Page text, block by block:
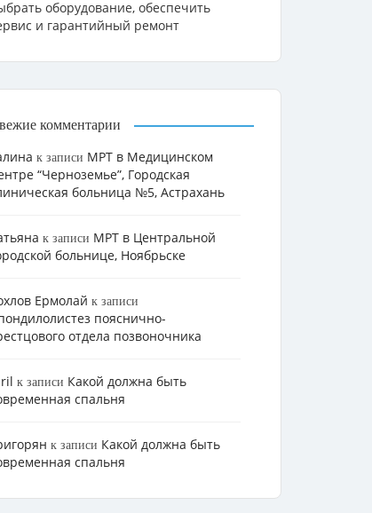
оборудование, обеспечить
и гарантийный ремонт
комментарии
к записи МРТ в Медицинском
“Черноземье”, Городская
больница №5, Астрахань
к записи МРТ в Центральной
больнице, Ноябрьске
Ермолай к записи
пояснично-
отдела позвоночника
к записи Какой должна быть
спальня
к записи Какой должна быть
спальня